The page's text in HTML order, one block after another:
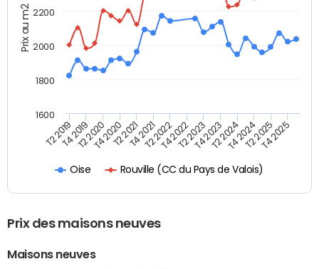
Prix au m2
Oise Rouville (CC du Pays de Valois)
T2 2019T4 2019T2 2020T4 2020T2 2021T4 2021T2 2022T4 2022T2 2023T4 2023T2 2024T4 2024T2 2025T4 2025
1600
1800
2000
2200
Prix des maisons neuves
Maisons neuves